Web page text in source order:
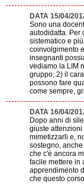
DATA 15/04/
Sono una
autodidatta. Per
sistematico e
coinvolgimento
insegnanti
vediamo la LIM
gruppo; 2) il
possono fare
come sempre,
DATA 16/04/
Dopo anni di
giuste
mimetizzarli e,
sostegno,
che c'è ancora
facile mettere in
apprendimento
che questo